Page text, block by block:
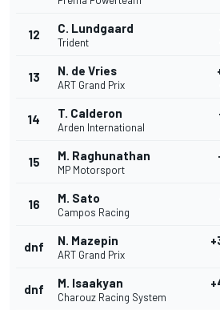
12 C. Lundgaard
Trident
13 N. de Vries
ART Grand Prix
14 T. Calderon
Arden International
15 M. Raghunathan
MP Motorsport
16 M. Sato
Campos Racing
dnf N. Mazepin
ART Grand Prix
dnf M. Isaakyan
Charouz Racing System